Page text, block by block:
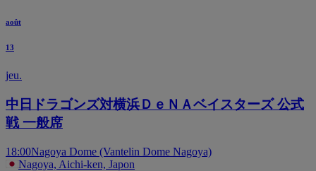
août
13
jeu.
中日ドラゴンズ対横浜ＤｅＮＡベイスターズ 公式
戦 一般席
18:00Nagoya Dome (Vantelin Dome Nagoya)
Nagoya, Aichi-ken, Japon